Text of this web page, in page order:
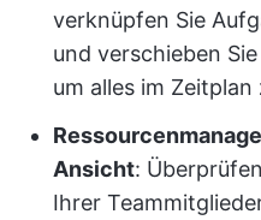
verknüpfen Sie
und verschieben
um alles im Zeitplan
Ansicht:
Ihrer